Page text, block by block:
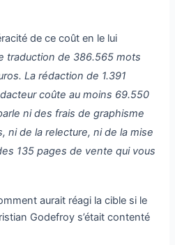
de ce coût en le lui
traduction de 386.565 mots
La rédaction de 1.391
coûte au moins 69.550
ni des frais de graphisme
ni de la relecture, ni de la mise
135 pages de vente qui vous
aurait réagi la cible si le
Godefroy s’était contenté